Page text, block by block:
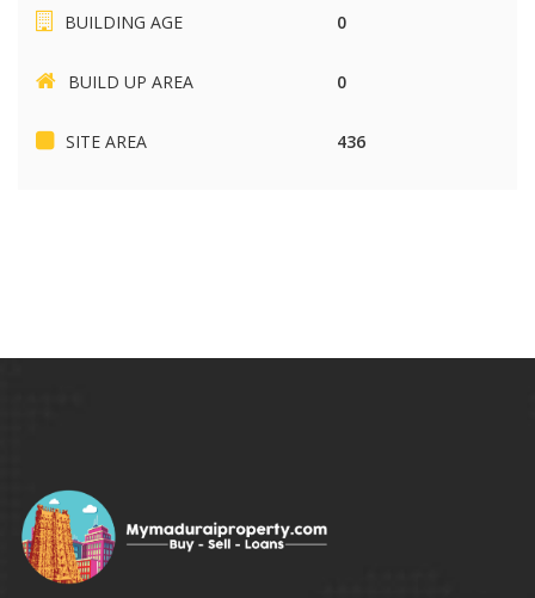
BUILDING AGE 0
BUILD UP AREA 0
SITE AREA 436